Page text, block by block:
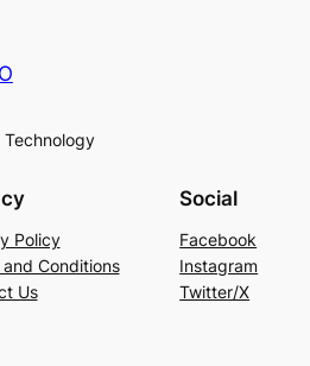
Policy
and Conditions
Us
Social
Facebook
Instagram
Twitter/X